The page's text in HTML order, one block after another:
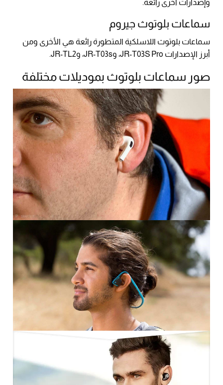
وإصدارات أخرى رائعة.
سماعات بلوتوث جيروم
سماعات بلوتوث اللاسلكية المتطورة رائعة هي الأخرى ومن
أبرز الإصدارات JR-T03S Pro، وJR-T03s، وJR-TL2.
صور سماعات بلوتوث بموديلات مختلفة